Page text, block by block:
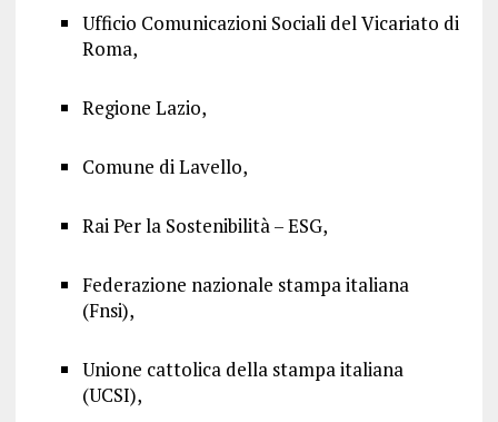
Ufficio Comunicazioni Sociali del Vicariato di
Roma,
Regione Lazio,
Comune di Lavello,
Rai Per la Sostenibilità – ESG,
Federazione nazionale stampa italiana
(Fnsi),
Unione cattolica della stampa italiana
(UCSI),